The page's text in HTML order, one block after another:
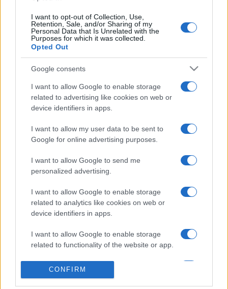
I want to opt-out of Collection, Use,
Retention, Sale, and/or Sharing of my
Personal Data that Is Unrelated with the
Purposes for which it was collected.
Opted Out
Google consents
I want to allow Google to enable storage
related to advertising like cookies on web or
device identifiers in apps.
I want to allow my user data to be sent to
Google for online advertising purposes.
I want to allow Google to send me
personalized advertising.
I want to allow Google to enable storage
related to analytics like cookies on web or
device identifiers in apps.
I want to allow Google to enable storage
related to functionality of the website or app.
I want to allow Google to enable storage
related to personalization.
CONFIRM
felemelt, mégis irodalmi nyelv. Rejtett kapui voltak, amit
megpróbáltam feltárni, egyszer csak rájöttem, hogy mindent
megmutatott magából, már nem tart izgalomban, mint
szerzőt, és ha én nem izgulok, a nézőnek sem érdekes. Így
találtam ki, hogy arról írok, mi történik, ha ezek a falusi
emberek felkerülnek Pestre, tudnak-e ott boldogulni?
Valójában ez rólam szól, hiszen én 14 évesen kerültem
vidékről a nagyvárosba. A darabban ott bujkál a világ és az
én viszonyom. Az emberi ?ezen belül is a férfi-nő, szülő-
gyermek kapcsolat ? mondta Háy János.
Mint ?élő szerző? nehezem szoktam meg, hogy a
színházban mások művészi akaratát is el kell fogadnom.
Pedig akkor jó egy előadás, ha az író, a rendező és a színész
gondolkodása egy irányba vezet. Volt már olyan
bemutatóm, amikor nem tetszett, amit a rendező csinált.
Ültem már úgy Korniss Mihály mellett, egyik művének
bemutatóján, hogy előtte nyugtatót vett be. Megtanultam
azt kell tennie, amit a színház igényel. Ha időm engedi, és
Menyus kéri, szívesen veszek többször is részt a próbákon.